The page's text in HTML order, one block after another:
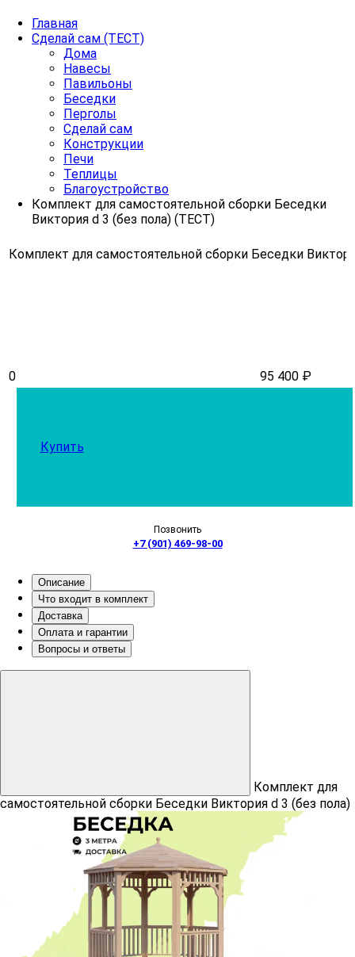
Главная
Сделай сам (ТЕСТ)
Дома
Навесы
Павильоны
Беседки
Перголы
Сделай сам
Конструкции
Печи
Теплицы
Благоустройство
Комплект для самостоятельной сборки Беседки
Виктория d 3 (без пола) (ТЕСТ)
Комплект для самостоятельной сборки Беседки
0 95 400 ₽
Купить
Позвонить
+7 (901) 469-98-00
Описание
Что входит в комплект
Доставка
Оплата и гарантии
Вопросы и ответы
Комплект для
самостоятельной сборки Беседки Виктория d 3 (без пола)